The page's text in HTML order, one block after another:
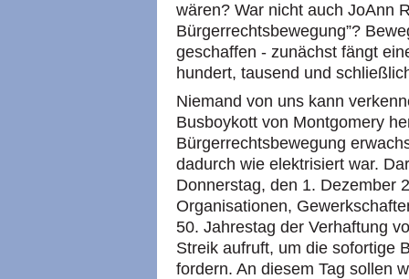
wären? War nicht auch JoAnn
Bürgerrechtsbewegung”?
geschaffen - zunächst fängt
hundert, tausend und
Niemand von uns kann
Busboykott von Montgomery
Bürgerrechtsbewegung
dadurch wie elektrisiert war.
Donnerstag, den 1. Dezember
Organisationen,
50. Jahrestag der Verhaftung
Streik aufruft, um die sofortige
fordern. An diesem Tag sollen